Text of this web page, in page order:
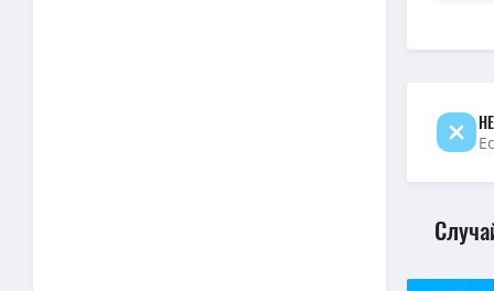
720p —
720p —
4K —